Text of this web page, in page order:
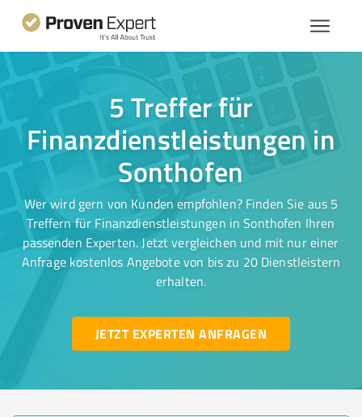
5 Treffer für
Finanzdienstleistungen in
Sonthofen
Wer wird gern von Kunden empfohlen? Finden Sie aus 5
Treffern für Finanzdienstleistungen in Sonthofen Ihren
passenden Experten. Jetzt vergleichen und mit nur einer
Anfrage kostenlos Angebote von bis zu 20 Dienstleistern
erhalten.
JETZT EXPERTEN ANFRAGEN